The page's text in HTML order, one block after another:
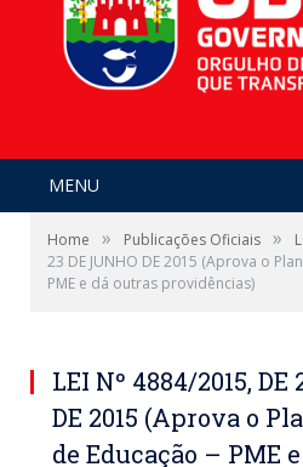
MENU
Home » Publicações Oficiais »
23 DE JUNHO DE 2015 (Aprova o
PME e dá outras providências)
LEI Nº 4884/2015, DE
DE 2015 (Aprova o
de Educação – PME